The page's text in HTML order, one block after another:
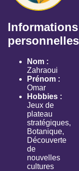
Informations
personnelles
Nom :
Zahraoui
Prénom :
Omar
Hobbies :
Jeux de
plateau
stratégiques,
Botanique,
Découverte
de
nouvelles
cultures